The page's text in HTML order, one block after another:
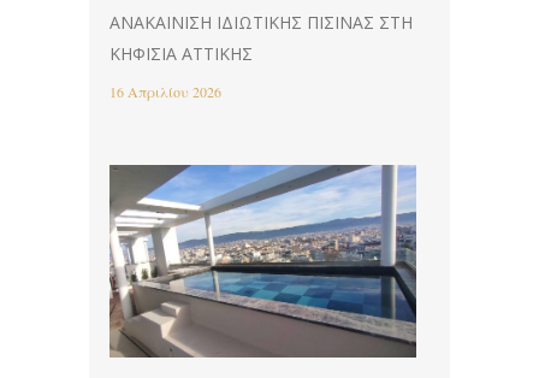
ΑΝΑΚΑΊΝΙΣΗ ΙΔΙΩΤΙΚΉΣ ΠΙΣΊΝΑΣ ΣΤΗ
ΚΗΦΙΣΙΆ ΑΤΤΙΚΉΣ
16 Απριλίου 2026